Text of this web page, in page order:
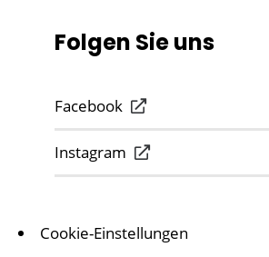
Folgen Sie uns
Facebook
Instagram
Cookie-Einstellungen